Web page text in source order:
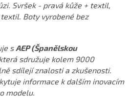
Svršek - pravá kůže + textil,
Boty vyrobené bez
sAEP (Španělskou
sdružuje kolem 9000
sdílejí znalosti a zkušenosti.
informace k dalším inovacím
modelu.